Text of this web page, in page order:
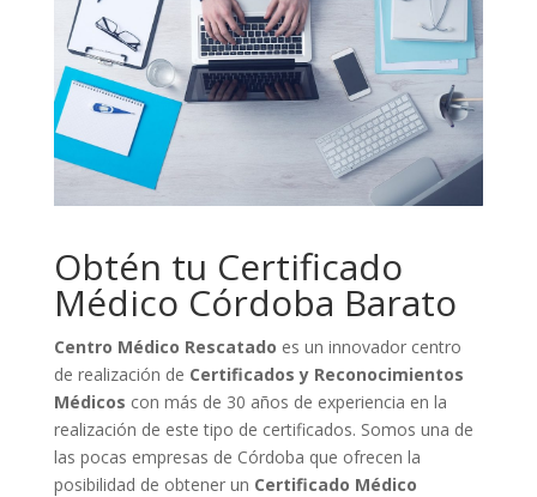
Obtén tu Certificado
Médico Córdoba Barato
Centro Médico Rescatado es un innovador centro
de realización de Certificados y Reconocimientos
Médicos con más de 30 años de experiencia en la
realización de este tipo de certificados. Somos una de
las pocas empresas de Córdoba que ofrecen la
posibilidad de obtener un Certificado Médico